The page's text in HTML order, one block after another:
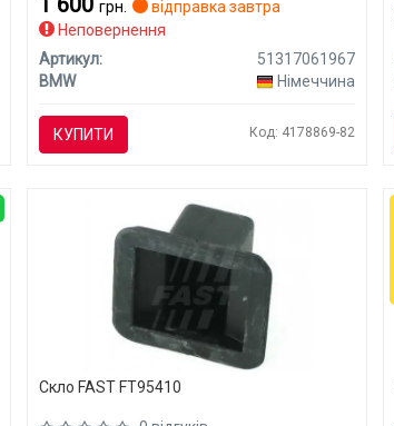
грн.
відправка завтра
Неповернення
Артикул:
51317061967
BMW
Німеччина
КУПИТИ Код: 4178869-82
Скло FAST FT95410